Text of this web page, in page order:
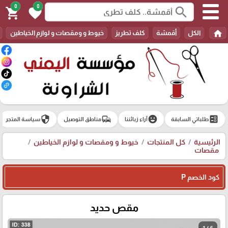
search
0
favorite
0
shopping_cart
home الكل أقمشة كلف تطريز خيوط و ومقصات و لوازم الخياطين
ballotطلباتي السابقة emoji_emotionsآراء زبائننا commuteمناطق التوصيل securityسياسة المتجر
الرئيسية كل المنتجات
خيوط و ومقصات و لوازم الخياطين
مقصات
كود الخصم P
مقص حديد